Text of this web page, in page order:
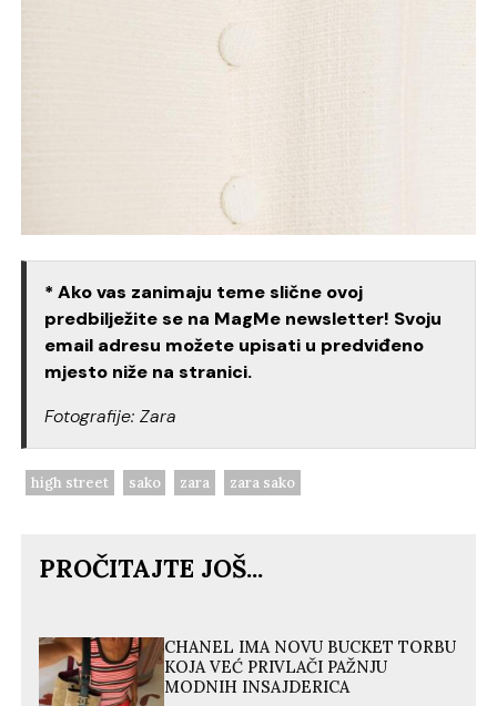
* Ako vas zanimaju teme slične ovoj
predbilježite se na MagMe newsletter! Svoju
email adresu možete upisati u predviđeno
mjesto niže na stranici.
Fotografije: Zara
high street sako zara zara sako
PROČITAJTE JOŠ...
CHANEL IMA NOVU BUCKET TORBU
KOJA VEĆ PRIVLAČI PAŽNJU
MODNIH INSAJDERICA